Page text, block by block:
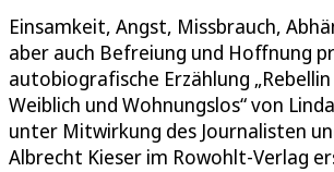
Einsamkeit, Angst, Missbrauch,
aber auch Befreiung und Hoffnung
autobiografische Erzählung
Weiblich und Wohnungslos“ von
unter Mitwirkung des Journalisten
Albrecht Kieser im Rowohlt-Verlag